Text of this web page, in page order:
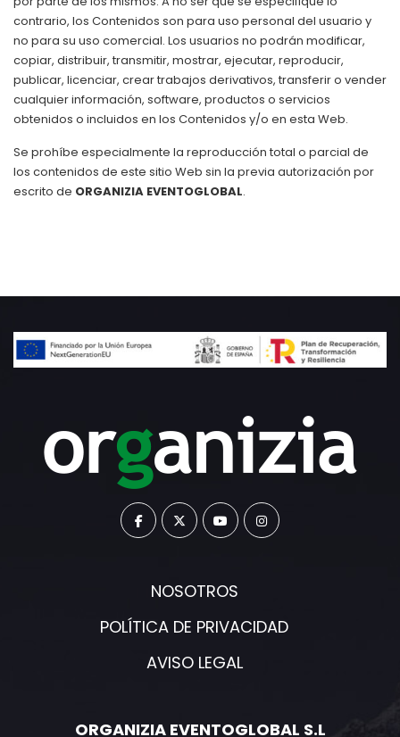
contrario, los Contenidos son para uso personal del usuario y
no para su uso comercial. Los usuarios no podrán modificar,
copiar, distribuir, transmitir, mostrar, ejecutar, reproducir,
publicar, licenciar, crear trabajos derivativos, transferir o vender
cualquier información, software, productos o servicios
obtenidos o incluidos en los Contenidos y/o en esta Web.
Se prohíbe especialmente la reproducción total o parcial de
los contenidos de este sitio Web sin la previa autorización por
escrito de ORGANIZIA EVENTOGLOBAL.
NOSOTROS
POLÍTICA DE PRIVACIDAD
AVISO LEGAL
ORGANIZIA EVENTOGLOBAL S.L